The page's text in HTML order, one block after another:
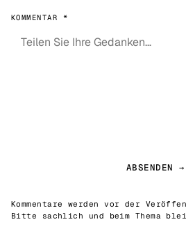
KOMMENTAR *
ABSENDEN →
Kommentare werden vor der
Bitte sachlich und beim Thema